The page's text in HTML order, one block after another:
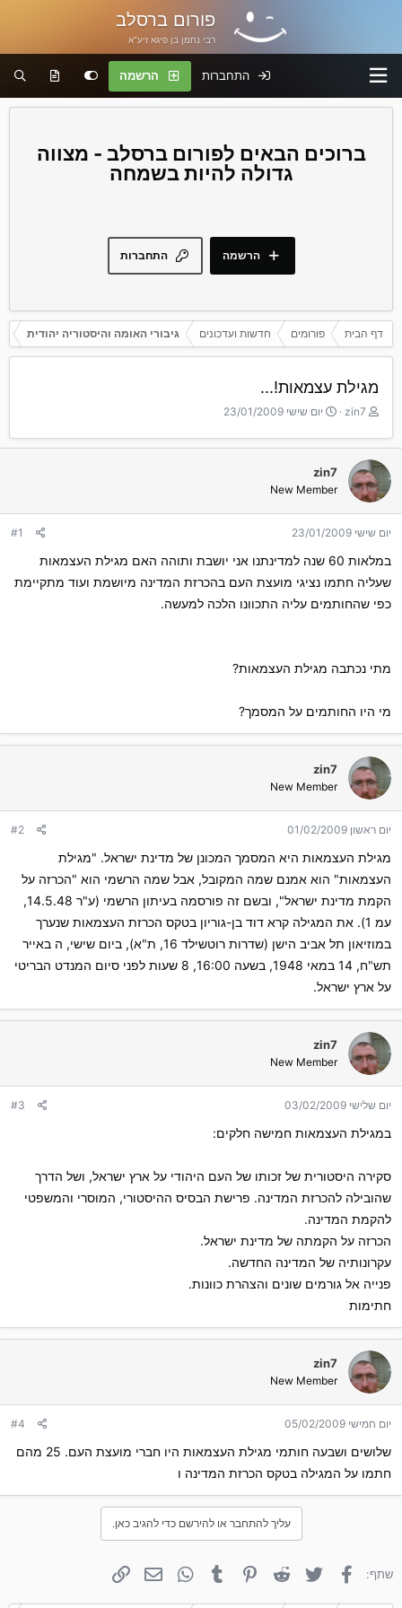
פורום ברסלב
רבי נחמן בן פיגא זיע"א
התחברות הרשמה
פורום ברסלב - מצווה
גדולה להיות בשמחה
התחברות הרשמה
דף הבית פורומים חדשות ועדכונים גיבורי האומה והיסטוריה יהודית
מגילת עצמאות!...
T
r
e
a
d
a
r
e
r
zin7
ת
ר
ך
ה
ל
ה
יום שישי 23/01/2009
zin7
New Member
יום שישי 23/01/2009 #1
במלאות 60 שנה למדינתנו אני יושבת ותוהה האם מגילת העצמאות
שעליה חתמו נציגי מועצת העם בהכרזת המדינה מיושמת ועוד מתקיימת
כפי שהחותמים עליה התכוונו הלכה למעשה.
מתי נכתבה מגילת העצמאות?
מי היו החותמים על המסמך?
zin7
New Member
יום ראשון 01/02/2009 #2
מגילת העצמאות היא המסמך המכונן של מדינת ישראל. "מגילת
העצמאות" הוא אמנם שמה המקובל, אבל שמה הרשמי הוא "הכרזה על
הקמת מדינת ישראל", ובשם זה פורסמה בעיתון הרשמי (ע"ר 14.5.48,
עמ 1). את המגילה קרא דוד בן-גוריון בטקס הכרזת העצמאות שנערך
במוזיאון תל אביב הישן (שדרות רוטשילד 16, ת"א), ביום שישי, ה באייר
תש"ח, 14 במאי 1948, בשעה 16:00, 8 שעות לפני סיום המנדט הבריטי
על ארץ ישראל.
zin7
New Member
יום שלישי 03/02/2009 #3
במגילת העצמאות חמישה חלקים:
סקירה היסטורית של זכותו של העם היהודי על ארץ ישראל, ושל הדרך
שהובילה להכרזת המדינה. פרישת הבסיס ההיסטורי, המוסרי והמשפטי
להקמת המדינה.
הכרזה על הקמתה של מדינת ישראל.
עקרונותיה של המדינה החדשה.
פנייה אל גורמים שונים והצהרת כוונות.
חתימות
zin7
New Member
יום חמישי 05/02/2009 #4
שלושים ושבעה חותמי מגילת העצמאות היו חברי מועצת העם. 25 מהם
חתמו על המגילה בטקס הכרזת המדינה ו
עליך להתחבר או להירשם כדי להגיב כאן.
שתף: פייסבוק טוויטר Reddit פינטרסט Tumblr
WhatsApp
אימייל